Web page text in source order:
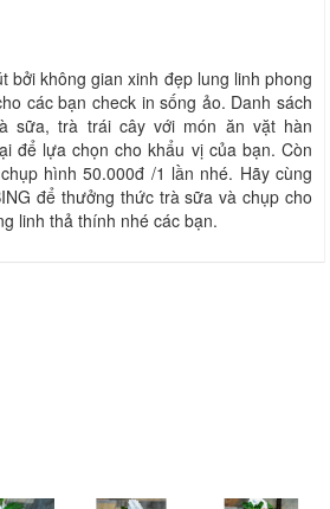
bởi không gian xinh đẹp lung linh phong
các bạn check in sống ảo. Danh sách
sữa, trà trái cây với món ăn vặt hàn
để lựa chọn cho khẩu vị của bạn. Còn
hình 50.000đ /1 lần nhé. Hãy cùng
để thưởng thức trà sữa và chụp cho
linh thả thính nhé các bạn.